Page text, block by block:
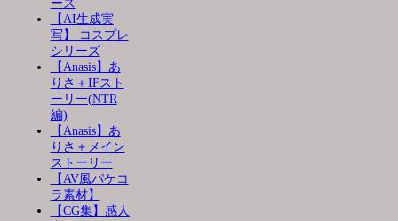
ーズ
【AI生成実
写】 コスプレ
シリーズ
【Anasis】あ
りさ＋IFスト
ーリー(NTR
編)
【Anasis】あ
りさ＋メイン
ストーリー
【AV風パケコ
ラ素材】
【CG集】感人